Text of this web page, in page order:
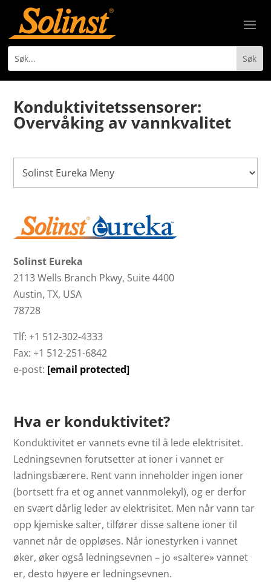
Konduktivitetssensorer:
Overvåking av vannkvalitet
Solinst Eureka
2113 Wells Branch Pkwy, Suite 4400
Austin, TX, USA
78728
Tlf: +1 512-302-4333
Fax: +1 512-251-6842
e-post: [email protected]
Hva er konduktivitet?
Konduktivitet er vannets evne til å lede elektrisitet.
Ledningsevnen forutsetter at ioner i vannet er
ladningsbærere. Rent vann inneholder ingen ioner
(bortsett fra et og annet vannmolekyl), og er derfor
en svært dårlig leder av elektrisitet. Men når vann tar
opp kjemiske salter, tilfører disse saltene ioner til
vannet når de oppløses. Når ionestyrken i vannet
øker, øker også ledningsevnen – jo «saltere» vannet
er, desto høyere er ledningsevnen.